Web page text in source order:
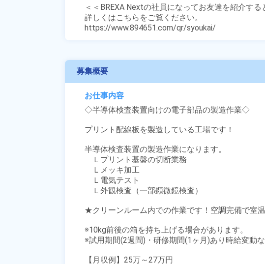
＜＜BREXA Nextの社員になってお友達を紹介す
詳しくはこちらをご覧ください。
https://www.894651.com/qr/syoukai/
募集概要
お仕事内容
◇半導体検査装置向けの電子部品の製造作業◇
プリント配線板を製造している工場です！
半導体検査装置の製造作業になります。
Ｌプリント基盤の切断業務
Ｌメッキ加工
Ｌ電気テスト
Ｌ外観検査（一部顕微鏡検査）
★クリーンルーム内での作業です！空調完備で室
※10kg前後の箱を持ち上げる場合があります。
※試用期間(2週間)・研修期間(1ヶ月)あり時給変動
【月収例】25万～27万円